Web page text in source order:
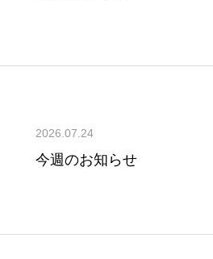
2026.07.24
今週のお知らせ